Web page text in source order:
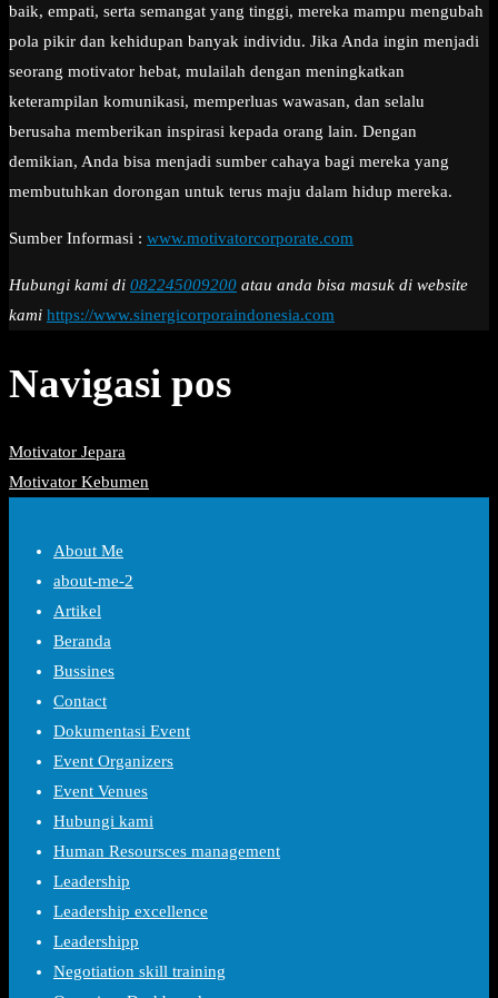
baik, empati, serta semangat yang tinggi, mereka mampu mengubah
pola pikir dan kehidupan banyak individu. Jika Anda ingin menjadi
seorang motivator hebat, mulailah dengan meningkatkan
keterampilan komunikasi, memperluas wawasan, dan selalu
berusaha memberikan inspirasi kepada orang lain. Dengan
demikian, Anda bisa menjadi sumber cahaya bagi mereka yang
membutuhkan dorongan untuk terus maju dalam hidup mereka.
Sumber Informasi : www.motivatorcorporate.com
Hubungi kami di 082245009200 atau anda bisa masuk di website
kami https://www.sinergicorporaindonesia.com
Navigasi pos
Motivator Jepara
Motivator Kebumen
About Me
about-me-2
Artikel
Beranda
Bussines
Contact
Dokumentasi Event
Event Organizers
Event Venues
Hubungi kami
Human Resoursces management
Leadership
Leadership excellence
Leadershipp
Negotiation skill training